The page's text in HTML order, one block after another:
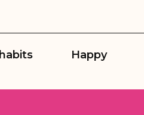
habits Happy